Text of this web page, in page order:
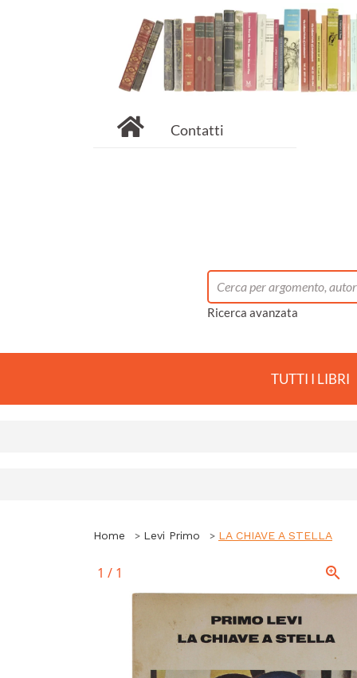
Contatti
Ricerca avanzata
TUTTI I LIBRI
Home Levi Primo LA CHIAVE A STELLA
1 / 1